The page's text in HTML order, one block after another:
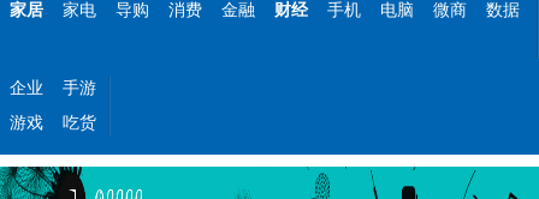
家居 家电 导购 消费 金融 财经 手机 电脑 微商 数据
企业
手游
游戏
吃货